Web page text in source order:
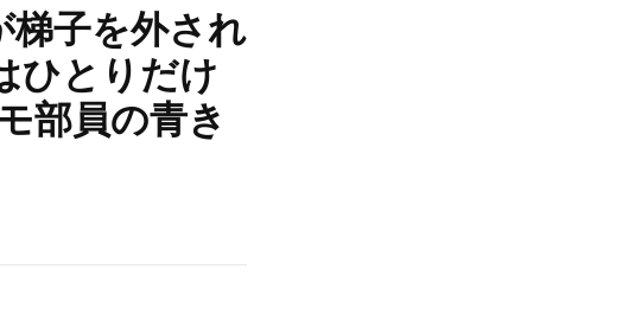
梯子を外され
ひとりだけ
部員の青き